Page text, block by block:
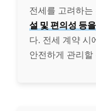
전세를 고려하는
설 및 편의성 등
다. 전세 계약 시
안전하게 관리